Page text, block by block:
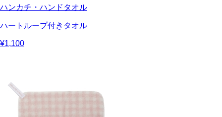
ハンカチ・ハンドタオル
ハートループ付きタオル
¥1,100